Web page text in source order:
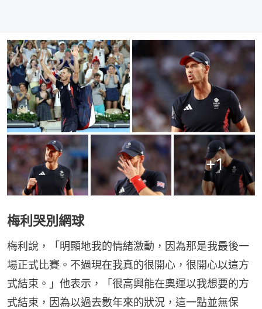
+1
梅利哭別網球
梅利說，「明顯地我的情緒激動，因為那是我最後一
場正式比賽。不過現在我真的很開心，很開心以這方
式結束。」他表示，「很高興能在奧運以我想要的方
式結束，因為以過去數年來的狀況，這一點並無保